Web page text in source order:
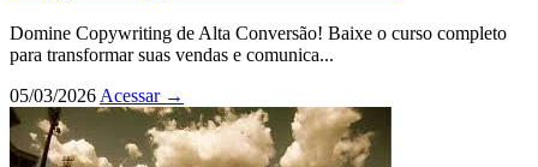
Domine Copywriting de Alta Conversão! Baixe o curso completo
para transformar suas vendas e comunica...
05/03/2026Acessar →